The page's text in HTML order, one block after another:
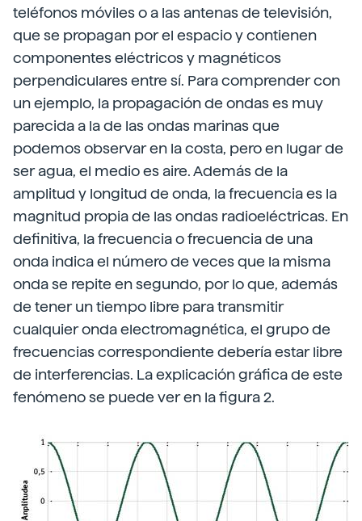
teléfonos móviles o a las antenas de televisión,
que se propagan por el espacio y contienen
componentes eléctricos y magnéticos
perpendiculares entre sí. Para comprender con
un ejemplo, la propagación de ondas es muy
parecida a la de las ondas marinas que
podemos observar en la costa, pero en lugar de
ser agua, el medio es aire. Además de la
amplitud y longitud de onda, la frecuencia es la
magnitud propia de las ondas radioeléctricas. En
definitiva, la frecuencia o frecuencia de una
onda indica el número de veces que la misma
onda se repite en segundo, por lo que, además
de tener un tiempo libre para transmitir
cualquier onda electromagnética, el grupo de
frecuencias correspondiente debería estar libre
de interferencias. La explicación gráfica de este
fenómeno se puede ver en la figura 2.